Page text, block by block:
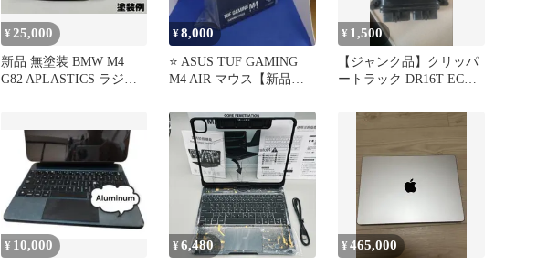
¥25,000
新品 無塗装 BMW M4
G82 APLASTICS ラジド
¥8,000
⭐️ ASUS TUF GAMING
M4 AIR マウス【新品未
¥ 1,500
【ジャンク品】クリッパ
ートラック DR16T ECU
¥ 10,000 ¥6,480 ¥465,000